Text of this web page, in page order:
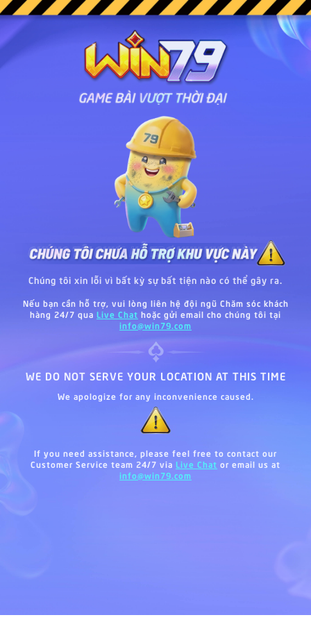
Chúng tôi xin lỗi vì bất kỳ sự bất tiện nào có thể gây ra.
Nếu bạn cần hỗ trợ, vui lòng liên hệ đội ngũ Chăm sóc khách
hàng 24/7 qua Live Chat hoặc gửi email cho chúng tôi tại
info@win79.com
WE DO NOT SERVE YOUR LOCATION AT THIS TIME
We apologize for any inconvenience caused.
If you need assistance, please feel free to contact our
Customer Service team 24/7 via Live Chat or email us at
info@win79.com